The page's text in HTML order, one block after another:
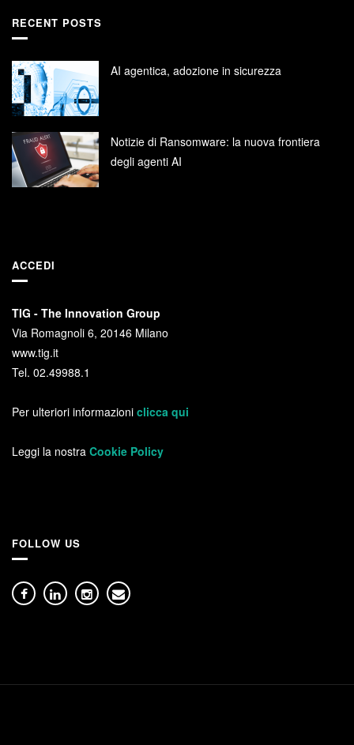
RECENT POSTS
AI agentica, adozione in sicurezza
Notizie di Ransomware: la nuova frontiera
degli agenti AI
ACCEDI
TIG - The Innovation Group
Via Romagnoli 6, 20146 Milano
www.tig.it
Tel. 02.49988.1
Per ulteriori informazioni clicca qui
Leggi la nostra Cookie Policy
FOLLOW US